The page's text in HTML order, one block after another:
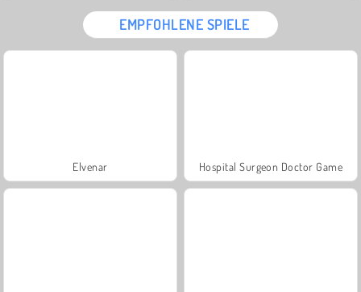
EMPFOHLENE SPIELE
Elvenar Hospital Surgeon Doctor Game